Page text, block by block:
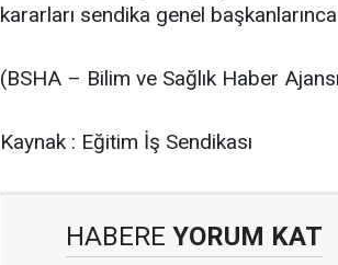
kararları sendika genel başkanlarınca
(BSHA – Bilim ve Sağlık Haber
Kaynak : Eğitim İş Sendikası
HABERE YORUM KAT